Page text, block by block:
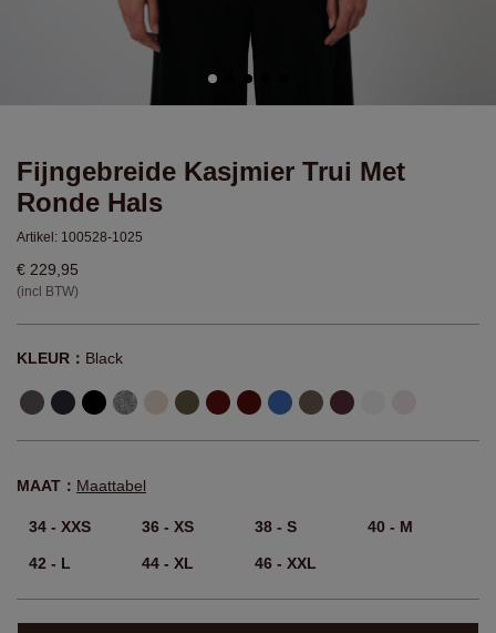
Fijngebreide Kasjmier Trui Met
Ronde Hals
Artikel: 100528-1025
€ 229,95
(incl BTW)
KLEUR： Black
MAAT： Maattabel
34 - XXS 36 - XS 38 - S 40 - M
42 - L 44 - XL 46 - XXL